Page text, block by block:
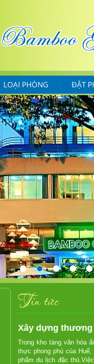
LOẠI PHÒNG ĐẶT
Tin tức
Xây dựng
Trong kho tàng văn hóa
thực phong phú của
phẩm du lịch đặc